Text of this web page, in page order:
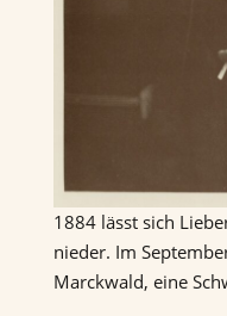
1884 lässt sich
nieder. Im
Marckwald, eine